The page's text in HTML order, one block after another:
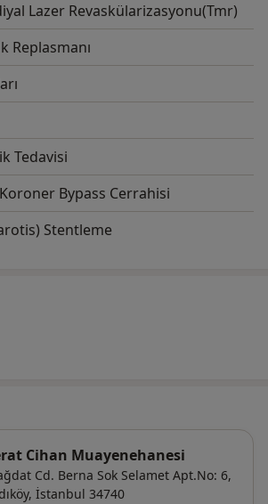
Lazer Revaskülarizasyonu(Tmr)
Replasmanı
Tedavisi
Bypass Cerrahisi
Stentleme
Cihan Muayenehanesi
Cd. Berna Sok Selamet Apt.No: 6,
, İstanbul 34740